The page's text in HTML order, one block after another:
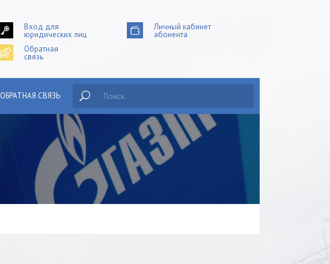
Вход для
юридических лиц
Личный кабинет
абонента
Обратная
связь
ОБРАТНАЯ СВЯЗЬ Поиск